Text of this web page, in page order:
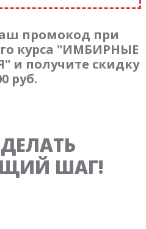
промокод при
курса "ИМБИРНЫЕ
и получите скидку
руб.
ШАГ!